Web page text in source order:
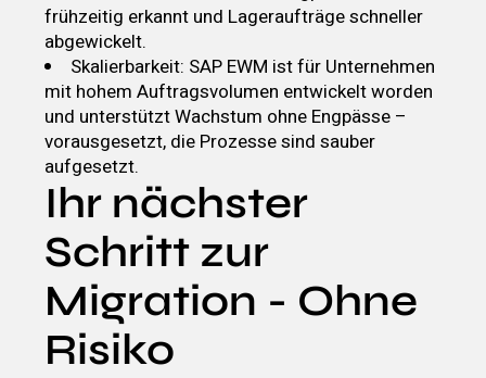
frühzeitig erkannt und Lageraufträge schneller
abgewickelt.
Skalierbarkeit: SAP EWM ist für Unternehmen
mit hohem Auftragsvolumen entwickelt worden
und unterstützt Wachstum ohne Engpässe –
vorausgesetzt, die Prozesse sind sauber
aufgesetzt.
Ihr nächster
Schritt zur
Migration - Ohne
Risiko